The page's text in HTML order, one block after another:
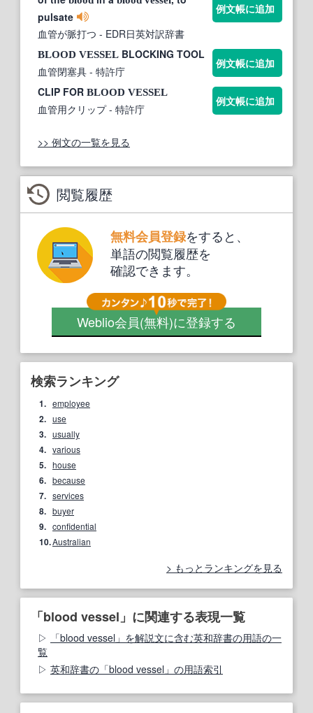
pulsate
血管が脈打つ - EDR日英対訳辞書
例文帳に追加
BLOOD VESSEL BLOCKING TOOL
血管閉塞具 - 特許庁
例文帳に追加
CLIP FOR BLOOD VESSEL
血管用クリップ- 特許庁
例文帳に追加
>> 例文の一覧を見る
閲覧履歴
無料会員登録をすると、
単語の閲覧履歴を
確認できます。
Weblio会員(無料)に登録する
検索ランキング
1. employee
2. use
3. usually
4. various
5. house
6. because
7. services
8. buyer
9. confidential
10.Australian
もっとランキングを見る
「blood vessel」に関連する表現一覧
「blood vessel」を解説文に含む英和辞書の用語の一
覧
英和辞書の「blood vessel」の用語索引